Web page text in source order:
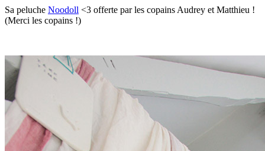
Sa peluche Noodoll <3 offerte par les copains Audrey et Matthieu !
(Merci les copains !)